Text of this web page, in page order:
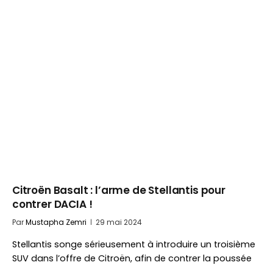
Citroën Basalt : l’arme de Stellantis pour
contrer DACIA !
ParMustapha Zemri 29 mai 2024
Stellantis songe sérieusement à introduire un troisième
SUV dans l’offre de Citroën, afin de contrer la poussée